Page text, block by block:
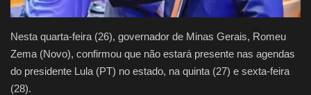
Galeria
Saúde
Nesta quarta-feira (26), governador de Minas Gerais, Romeu
Zema (Novo), confirmou que não estará presente nas agendas
do presidente Lula (PT) no estado, na quinta (27) e sexta-feira
(28).